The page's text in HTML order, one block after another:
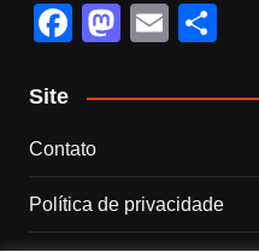
F
c
e
b
o
M
st
d
o
E
ail ar
Site
Contato
Política de privacidade